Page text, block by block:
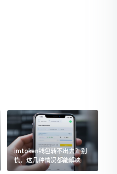
imtoken钱包转不出去？别
慌，这几种情况都能解决